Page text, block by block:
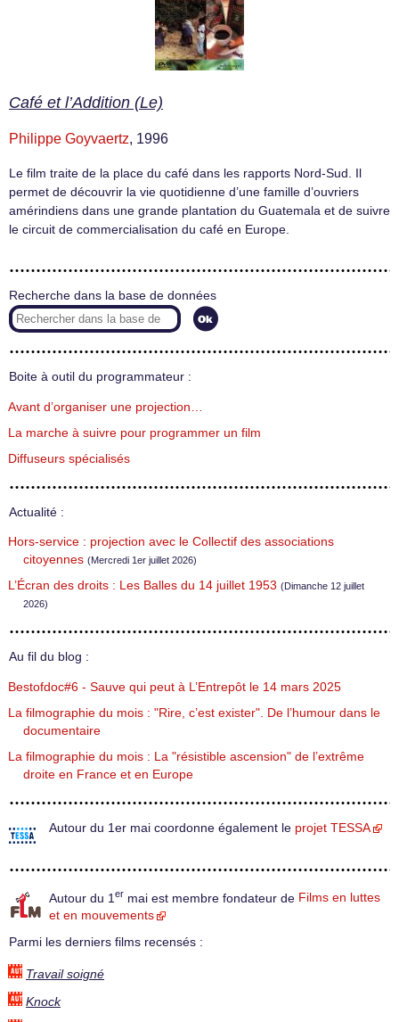
Café et l’Addition (Le)
Philippe Goyvaertz, 1996
Le film traite de la place du café dans les rapports Nord-Sud. Il
permet de découvrir la vie quotidienne d’une famille d’ouvriers
amérindiens dans une grande plantation du Guatemala et de suivre
le circuit de commercialisation du café en Europe.
Recherche dans la base de données
Boite à outil du programmateur :
Avant d’organiser une projection…
La marche à suivre pour programmer un film
Diffuseurs spécialisés
Actualité :
Hors-service : projection avec le Collectif des associations
citoyennes (Mercredi 1er juillet 2026)
L’Écran des droits : Les Balles du 14 juillet 1953 (Dimanche 12 juillet
2026)
Au fil du blog :
Bestofdoc#6 - Sauve qui peut à L’Entrepôt le 14 mars 2025
La filmographie du mois : "Rire, c’est exister". De l’humour dans le
documentaire
La filmographie du mois : La "résistible ascension" de l’extrême
droite en France et en Europe
Autour du 1er mai coordonne également le projet TESSA
Autour du 1 er mai est membre fondateur de Films en luttes
et en mouvements
Parmi les derniers films recensés :
Travail soigné
Knock